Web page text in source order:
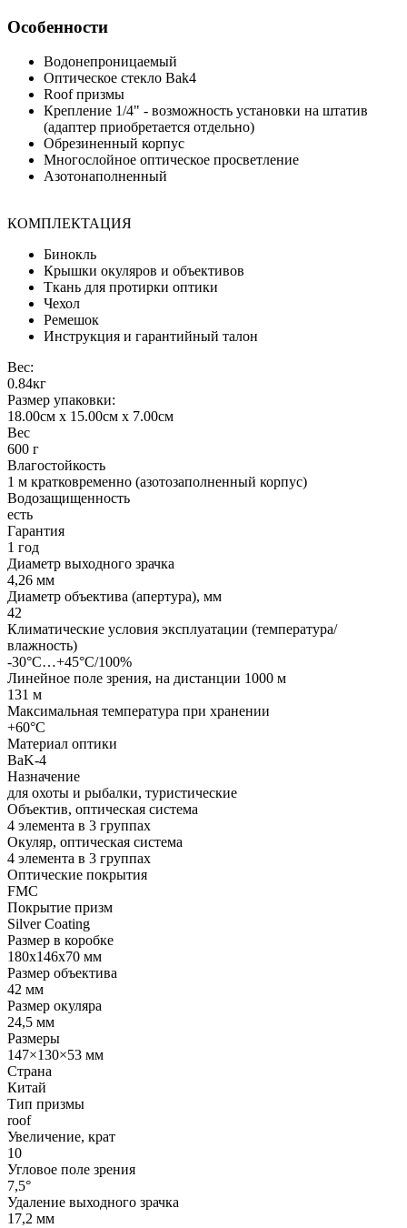
Особенности
Водонепроницаемый
Оптическое стекло Bak4
Roof призмы
Крепление 1/4" - возможность установки на штатив
(адаптер приобретается отдельно)
Обрезиненный корпус
Многослойное оптическое просветление
Азотонаполненный
КОМПЛЕКТАЦИЯ
Бинокль
Крышки окуляров и объективов
Ткань для протирки оптики
Чехол
Ремешок
Инструкция и гарантийный талон
Вес:
0.84кг
Размер упаковки:
18.00см x 15.00см x 7.00см
Вес
600 г
Влагостойкость
1 м кратковременно (азотозаполненный корпус)
Водозащищенность
есть
Гарантия
1 год
Диаметр выходного зрачка
4,26 мм
Диаметр объектива (апертура), мм
42
Климатические условия эксплуатации (температура/
влажность)
-30°С…+45°С/100%
Линейное поле зрения, на дистанции 1000 м
131 м
Максимальная температура при хранении
+60°С
Материал оптики
BaK-4
Назначение
для охоты и рыбалки, туристические
Объектив, оптическая система
4 элемента в 3 группах
Окуляр, оптическая система
4 элемента в 3 группах
Оптические покрытия
FMC
Покрытие призм
Silver Coating
Размер в коробке
180х146х70 мм
Размер объектива
42 мм
Размер окуляра
24,5 мм
Размеры
147×130×53 мм
Страна
Китай
Тип призмы
roof
Увеличение, крат
10
Угловое поле зрения
7,5°
Удаление выходного зрачка
17,2 мм